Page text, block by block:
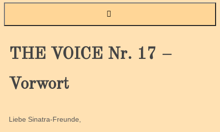
THE VOICE Nr. 17 –
Vorwort
Liebe Sinatra-Freunde,